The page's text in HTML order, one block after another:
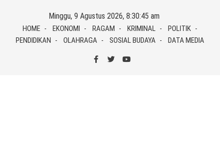
content
Minggu, 9 Agustus 2026, 8:30:45 am
HOME EKONOMI RAGAM KRIMINAL
POLITIK
PENDIDIKAN
OLAHRAGA SOSIAL BUDAYA DATA MEDIA